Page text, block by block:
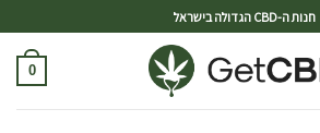
חנות ה-CBD הגדולה בישראל
0